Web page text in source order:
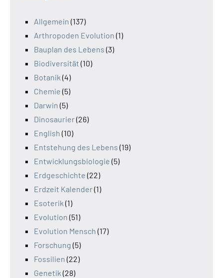
Allgemein (137)
Arthropoden Evolution (1)
Bauplan des Lebens (3)
Biodiversität (10)
Botanik (4)
Chemie (5)
Darwin (5)
Dinosaurier(26)
English (10)
Entstehung des Lebens (19)
Entwicklungsbiologie (5)
Erdgeschichte (22)
Erdzeit Kalender(1)
Esoterik (1)
Evolution (51)
Evolution Mensch (17)
Forschung (5)
Fossilien (22)
Genetik (28)